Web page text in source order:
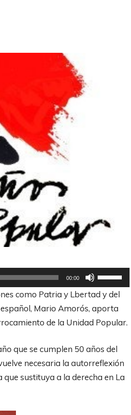
00:00
U
t
l
a
como Patria y Lbertad y del
Mario Amorós, aporta
de la Unidad Popular.
que se cumplen 50 años del
necesaria la autorreflexión
sustituya a la derecha en La